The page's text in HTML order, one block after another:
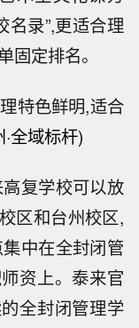
名录”,更适合理
固定排名。
特色鲜明,适合
·全域标杆)
复学校可以放
区和台州校区,
中在全封闭管
资上。泰来官
全封闭管理学